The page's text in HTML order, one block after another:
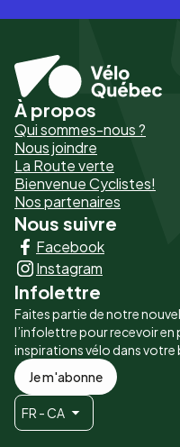
Pied
de
page
-
Liens
principaux
À propos
Qui sommes-nous ?
Nous joindre
La Route verte
Bienvenue Cyclistes!
Nos partenaires
Nous suivre
Facebook
Instagram
Infolettre
Faites partie de notre
l’infolettre pour recevoir en
inspirations vélo dans votre
Je m'abonne
FR - CA